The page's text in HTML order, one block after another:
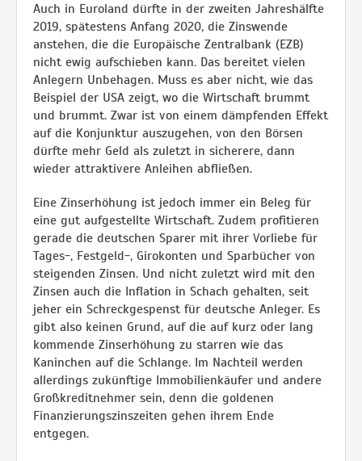
Auch in Euroland dürfte in der zweiten Jahreshälfte
2019, spätestens Anfang 2020, die Zinswende
anstehen, die die Europäische Zentralbank (EZB)
nicht ewig aufschieben kann. Das bereitet vielen
Anlegern Unbehagen. Muss es aber nicht, wie das
Beispiel der USA zeigt, wo die Wirtschaft brummt
und brummt. Zwar ist von einem dämpfenden Effekt
auf die Konjunktur auszugehen, von den Börsen
dürfte mehr Geld als zuletzt in sicherere, dann
wieder attraktivere Anleihen abfließen.
Eine Zinserhöhung ist jedoch immer ein Beleg für
eine gut aufgestellte Wirtschaft. Zudem profitieren
gerade die deutschen Sparer mit ihrer Vorliebe für
Tages-, Festgeld-, Girokonten und Sparbücher von
steigenden Zinsen. Und nicht zuletzt wird mit den
Zinsen auch die Inflation in Schach gehalten, seit
jeher ein Schreckgespenst für deutsche Anleger. Es
gibt also keinen Grund, auf die auf kurz oder lang
kommende Zinserhöhung zu starren wie das
Kaninchen auf die Schlange. Im Nachteil werden
allerdings zukünftige Immobilienkäufer und andere
Großkreditnehmer sein, denn die goldenen
Finanzierungszinszeiten gehen ihrem Ende
entgegen.